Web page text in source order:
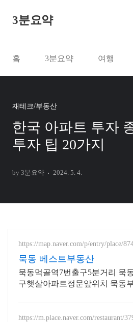
3분요약
홈 3분요약 여행
재테크/부동산
한국 아파트 투자
투자 팁 20가지
by 3분요약 2024. 5. 4.
https://map.naver.com/p/entry/place/
묵동 베스트부동산
묵동먹골역7번출구5분거리 묵
구햇살아파트정문앞위치 묵동
https://m.place.naver.com/restaurant/